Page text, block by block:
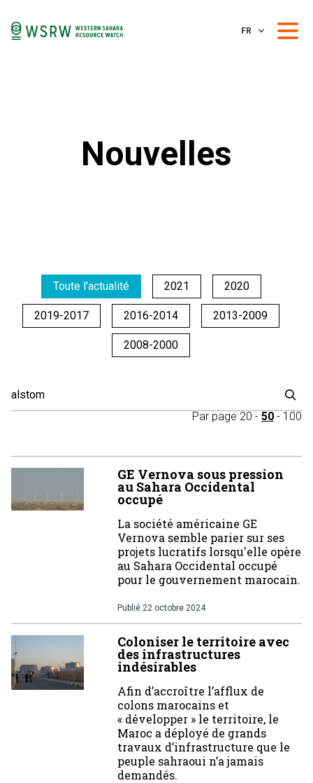
FR
Nouvelles
Toute l'actualité 2021 2020
2019-2017 2016-2014 2013-2009
2008-2000
Par page 20 - 50 - 100
GE Vernova sous pression
au Sahara Occidental
occupé
La société américaine GE
Vernova semble parier sur ses
projets lucratifs lorsqu'elle opère
au Sahara Occidental occupé
pour le gouvernement marocain.
Publié 22 octobre 2024
Coloniser le territoire avec
des infrastructures
indésirables
Afin d’accroître l’afflux de
colons marocains et
« développer » le territoire, le
Maroc a déployé de grands
travaux d’infrastructure que le
peuple sahraoui n’a jamais
demandés.